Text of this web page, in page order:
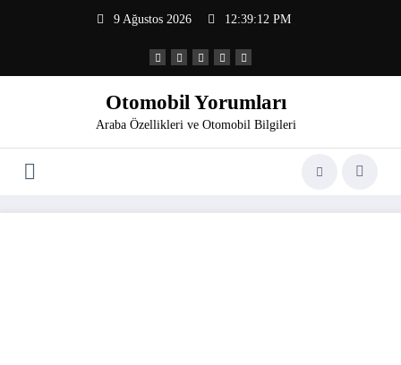
9 Ağustos 2026 12:39:12 PM
Otomobil Yorumları
Araba Özellikleri ve Otomobil Bilgileri